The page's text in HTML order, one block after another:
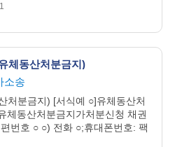
체동산처분금지)
소송
처분금지) [서식예 ○]유체동산처
체동산처분금지가처분신청 채권
번호 ○ ○) 전화 ○;휴대폰번호: 팩